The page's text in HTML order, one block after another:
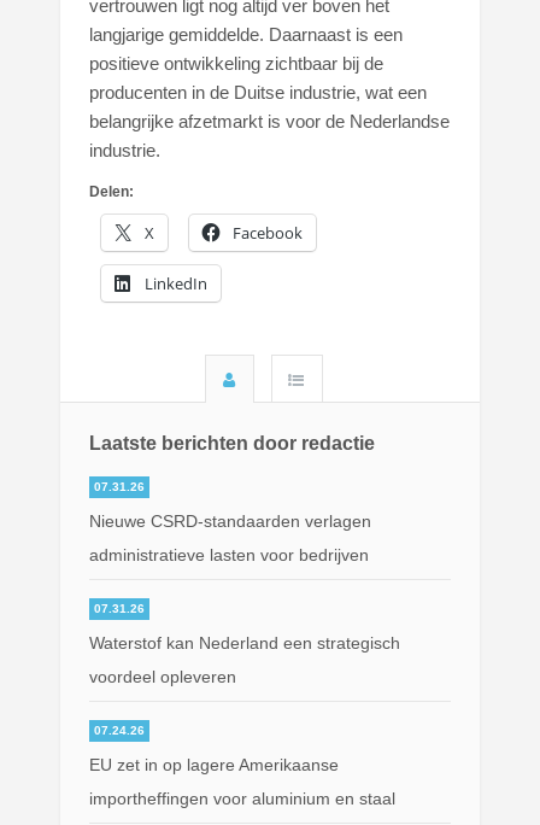
vertrouwen ligt nog altijd ver boven het
langjarige gemiddelde. Daarnaast is een
positieve ontwikkeling zichtbaar bij de
producenten in de Duitse industrie, wat een
belangrijke afzetmarkt is voor de Nederlandse
industrie.
Delen:
X Facebook
LinkedIn
Laatste berichten door redactie
07.31.26
Nieuwe CSRD-standaarden verlagen
administratieve lasten voor bedrijven
07.31.26
Waterstof kan Nederland een strategisch
voordeel opleveren
07.24.26
EU zet in op lagere Amerikaanse
importheffingen voor aluminium en staal